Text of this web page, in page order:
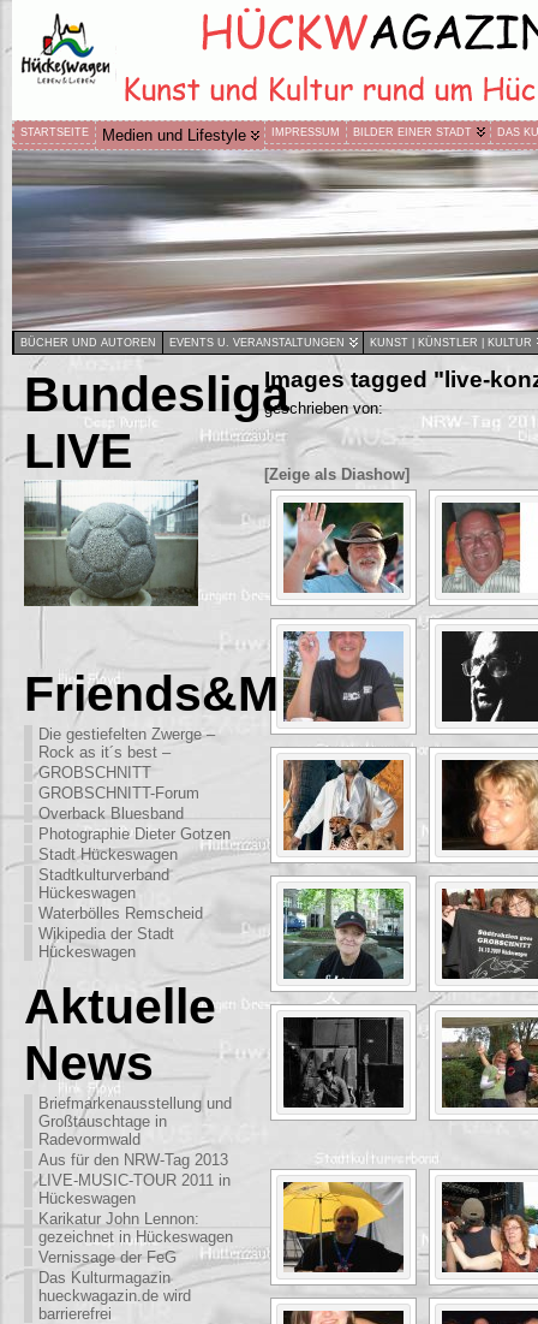
STARTSEITE Medien und Lifestyle IMPRESSUM BILDER EINER STADT DAS
BÜCHER UND AUTOREN EVENTS U. VERANSTALTUNGEN KUNST | KÜNSTLER | KULTUR
Bundesliga
LIVE
Friends&More
Die gestiefelten Zwerge –
Rock as it´s best –
GROBSCHNITT
GROBSCHNITT-Forum
Overback Bluesband
Photographie Dieter Gotzen
Stadt Hückeswagen
Stadtkulturverband
Hückeswagen
Waterbölles Remscheid
Wikipedia der Stadt
Hückeswagen
Aktuelle
News
Briefmarkenausstellung und
Großtauschtage in
Radevormwald
Aus für den NRW-Tag 2013
LIVE-MUSIC-TOUR 2011 in
Hückeswagen
Karikatur John Lennon:
gezeichnet in Hückeswagen
Vernissage der FeG
Das Kulturmagazin
hueckwagazin.de wird
barrierefrei
Images tagged "live-
geschrieben von:
[Zeige als Diashow]